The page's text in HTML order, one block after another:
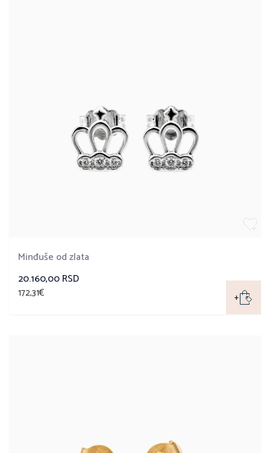
Minđuše od zlata
20.160,00 RSD
172,31€ +